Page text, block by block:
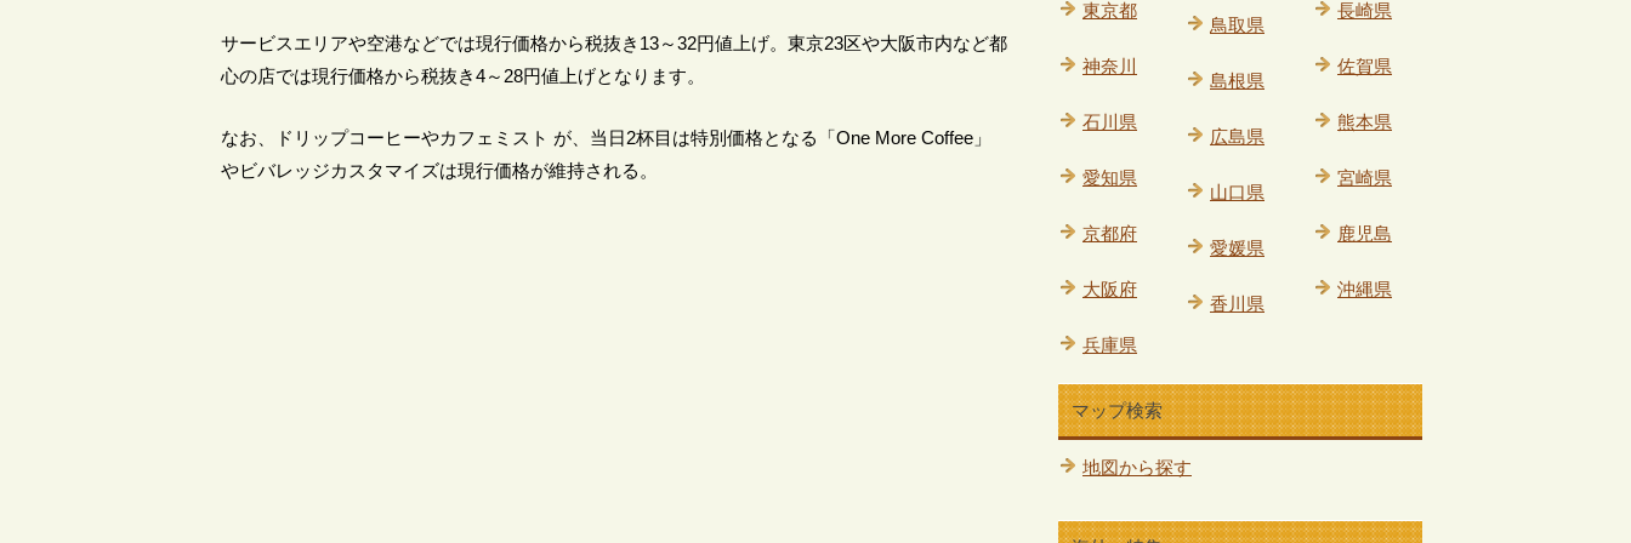
サービスエリアや空港などでは現行価格から税抜き13～32円値上げ。東京23区や大阪市内など都
心の店では現行価格から税抜き4～28円値上げとなります。
なお、ドリップコーヒーやカフェミスト が、当日2杯目は特別価格となる「One More Coffee」
やビバレッジカスタマイズは現行価格が維持される。
東京都
神奈川
石川県
愛知県
京都府
大阪府
兵庫県
鳥取県
島根県
広島県
山口県
愛媛県
香川県
長崎県
佐賀県
熊本県
宮崎県
鹿児島
沖縄県
マップ検索
地図から探す